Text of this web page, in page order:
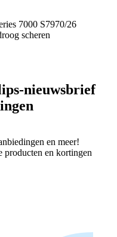
7000 S7970/26
scheren
nieuwsbrief
en meer!
producten en kortingen